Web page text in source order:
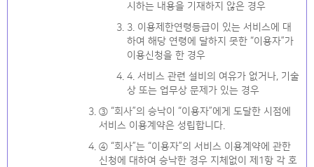
시하는 내용을 기재하지 않은 경우
3. 이용제한연령등급이 있는 서비스에 대
하여 해당 연령에 달하지 못한 “이용자”가
이용신청을 한 경우
4. 서비스 관련 설비의 여유가 없거나, 기술
상 또는 업무상 문제가 있는 경우
③ “회사”의 승낙이 “이용자”에게 도달한 시점에
서비스 이용계약은 성립합니다.
④ “회사”는 “이용자”의 서비스 이용계약에 관한
신청에 대하여 승낙한 경우 지체없이 제1항 각 호